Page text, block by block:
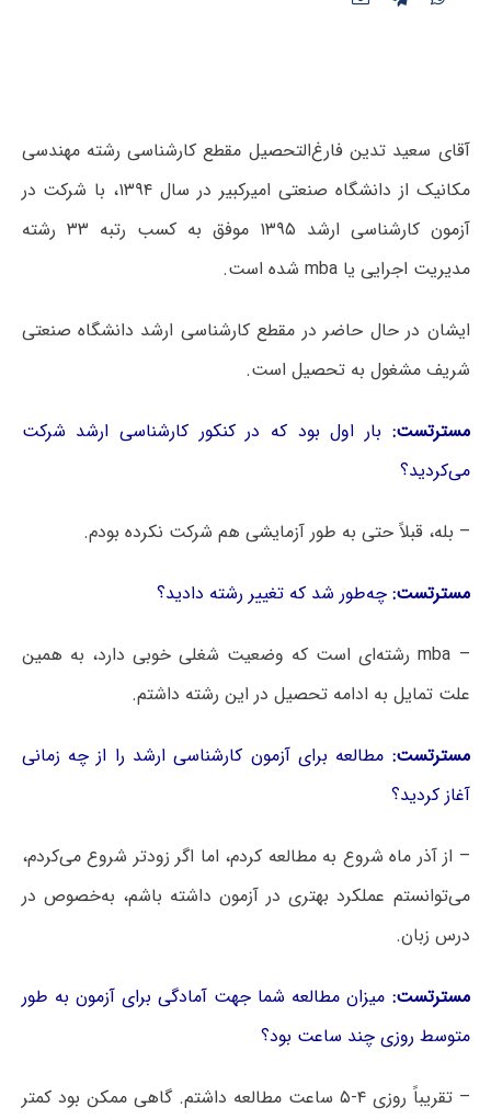
آقای سعید تدین فارغ‌التحصیل مقطع کارشناسی رشته مهندسی
مکانیک از دانشگاه صنعتی امیرکبیر در سال ۱۳۹۴، با شرکت در
آزمون کارشناسی ارشد ۱۳۹۵ موفق به کسب رتبه ۳۳ رشته
مدیریت اجرایی یا mba شده است.
ایشان در حال حاضر در مقطع کارشناسی ارشد دانشگاه صنعتی
شریف مشغول به تحصیل است.
مسترتست: بار اول بود که در کنکور کارشناسی ارشد شرکت
می‌کردید؟
– بله، قبلاً حتی به طور آزمایشی هم شرکت نکرده بودم.
مسترتست: چه‌طور شد که تغییر رشته دادید؟
– mba رشته‌ای است که وضعیت شغلی خوبی دارد، به همین
علت تمایل به ادامه تحصیل در این رشته داشتم.
مسترتست: مطالعه برای آزمون کارشناسی ارشد را از چه زمانی
آغاز کردید؟
– از آذر ماه شروع به مطالعه کردم، اما اگر زودتر شروع می‌کردم،
می‌توانستم عملکرد بهتری در آزمون داشته باشم، به‌خصوص در
درس زبان.
مسترتست: میزان مطالعه شما جهت آمادگی برای آزمون به طور
متوسط روزی چند ساعت بود؟
– تقریباً روزی ۴-۵ ساعت مطالعه داشتم. گاهی ممکن بود کمتر